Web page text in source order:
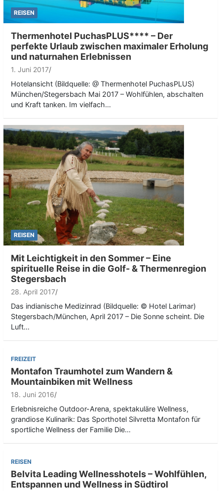
REISEN
Thermenhotel PuchasPLUS**** – Der
perfekte Urlaub zwischen maximaler Erholung
und naturnahen Erlebnissen
1. Juni 2017
Hotelansicht (Bildquelle: @ Thermenhotel PuchasPLUS)
München/Stegersbach Mai 2017 – Wohlfühlen, abschalten
und Kraft tanken. Im vielfach…
REISEN
Mit Leichtigkeit in den Sommer – Eine
spirituelle Reise in die Golf- & Thermenregion
Stegersbach
28. April 2017
Das indianische Medizinrad (Bildquelle: © Hotel Larimar)
Stegersbach/München, April 2017 – Die Sonne scheint. Die
Luft…
FREIZEIT
Montafon Traumhotel zum Wandern &
Mountainbiken mit Wellness
18. Juni 2016
Erlebnisreiche Outdoor-Arena, spektakuläre Wellness,
grandiose Kulinarik: Das Sporthotel Silvretta Montafon für
sportliche Wellness der Familie Die…
REISEN
Belvita Leading Wellnesshotels – Wohlfühlen,
Entspannen und Wellness in Südtirol